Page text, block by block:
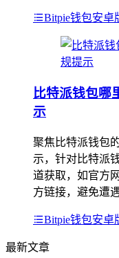
Bitpie钱包安卓
比特派钱包哪
示
聚焦比特派钱包
示，针对比特派
道获取，如官方
方链接，避免遭
Bitpie钱包安卓
最新文章